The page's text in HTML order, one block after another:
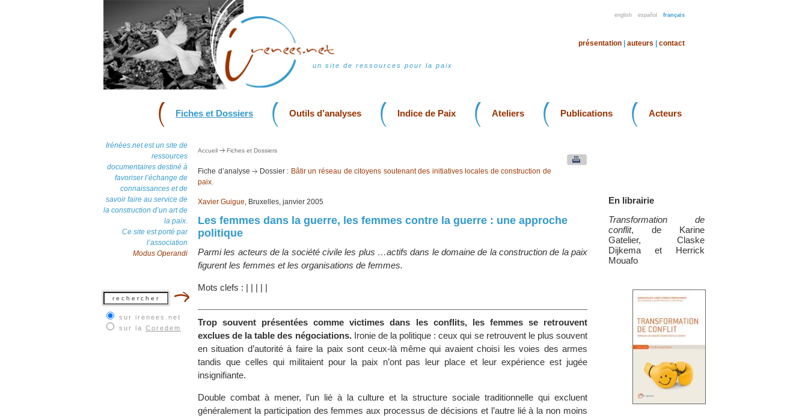
english español français
un site de ressources pour la paix
présentation auteurs contact
Fiches et Dossiers Outils d’analyses Indice de Paix Ateliers Publications Acteurs
Irénées.net est un site de
ressources
documentaires destiné à
favoriser l’échange de
connaissances et de
savoir faire au service de
la construction d’un art de
la paix.
Ce site est porté par
l’association
Modus Operandi
sur irenees.net
sur la Coredem
En librairie
Transformation de
conflit, de Karine
Gatelier, Claske
Dijkema et Herrick
Mouafo
Accueil Fiches et Dossiers
Fiche d’analyse Dossier : Bâtir un réseau de citoyens soutenant des initiatives locales de construction de
paix.
Xavier Guigue, Bruxelles, janvier 2005
Les femmes dans la guerre, les femmes contre la guerre : une approche
politique
Parmi les acteurs de la société civile les plus …actifs dans le domaine de la construction de la paix
figurent les femmes et les organisations de femmes.
Mots clefs : | | | | |
Trop souvent présentées comme victimes dans les conflits, les femmes se retrouvent
exclues de la table des négociations.Ironie de la politique : ceux qui se retrouvent le plus souvent
en situation d’autorité à faire la paix sont ceux-là même qui avaient choisi les voies des armes
tandis que celles qui militaient pour la paix n’ont pas leur place et leur expérience est jugée
insignifiante.
Double combat à mener, l’un lié à la culture et la structure sociale traditionnelle qui excluent
généralement la participation des femmes aux processus de décisions et l’autre lié à la non moins